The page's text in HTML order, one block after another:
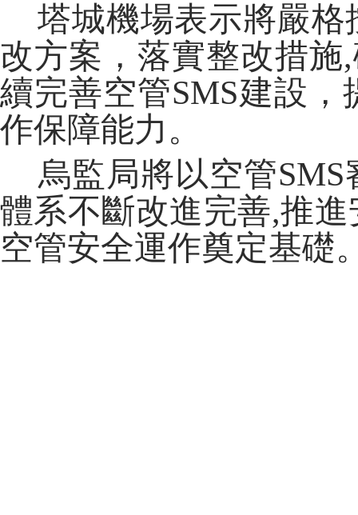
塔城機場表示將嚴格
改方案，落實整改措
續完善空管SMS建設
作保障能力。
烏監局將以空管SMS
體系不斷改進完善,推
空管安全運作奠定基礎